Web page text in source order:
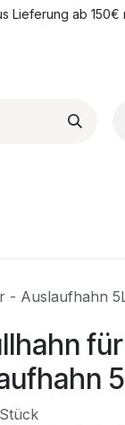
Lieferung ab 150€
Auslaufhahn